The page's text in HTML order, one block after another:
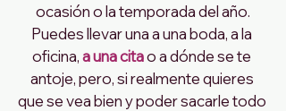
ocasión o la temporada del año.
Puedes llevar una a una boda, a la
oficina, a una cita o a dónde se te
antoje, pero, si realmente quieres
que se vea bien y poder sacarle todo